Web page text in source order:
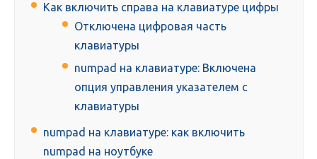
Как включить справа на клавиатуре цифры
Отключена цифровая часть
клавиатуры
numpad на клавиатуре: Включена
опция управления указателем с
клавиатуры
numpad на клавиатуре: как включить
numpad на ноутбуке